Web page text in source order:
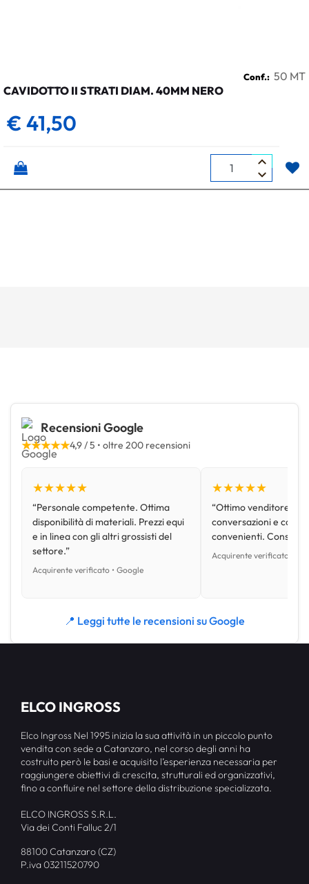
Conf.: 50 MT
CAVIDOTTO II STRATI DIAM. 40MM NERO
€ 41,50
Quantità
Recensioni Google
★★★★★4,9 / 5 • oltre 200 recensioni
★★★★★
“Personale competente. Ottima
disponibilità di materiali. Prezzi equi
e in linea con gli altri grossisti del
settore.”
Acquirente verificato • Google
★★★★★
“Ottimo venditore,
conversazioni e con
convenienti.
Acquirente verificato •
📍 Leggi tutte le recensioni su Google
ELCO INGROSS
Elco Ingross Nel 1995 inizia la sua attività in un piccolo punto
vendita con sede a Catanzaro, nel corso degli anni ha
costruito però le basi e acquisito l’esperienza necessaria per
raggiungere obiettivi di crescita, strutturali ed organizzativi,
fino a confluire nel settore della distribuzione specializzata.
ELCO INGROSS S.R.L.
Via dei Conti Falluc 2/1
88100 Catanzaro (CZ)
P.iva 03211520790